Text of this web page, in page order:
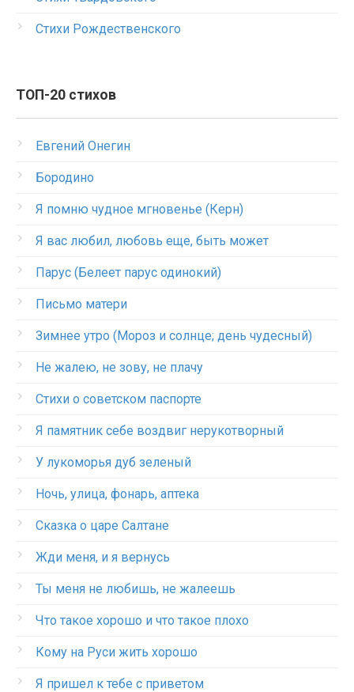
Стихи Рождественского
ТОП-20 стихов
Евгений Онегин
Бородино
Я помню чудное мгновенье (Керн)
Я вас любил, любовь еще, быть может
Парус (Белеет парус одинокий)
Письмо матери
Зимнее утро (Мороз и солнце; день чудесный)
Не жалею, не зову, не плачу
Стихи о советском паспорте
Я памятник себе воздвиг нерукотворный
У лукоморья дуб зеленый
Ночь, улица, фонарь, аптека
Сказка о царе Салтане
Жди меня, и я вернусь
Ты меня не любишь, не жалеешь
Что такое хорошо и что такое плохо
Кому на Руси жить хорошо
Я пришел к тебе с приветом